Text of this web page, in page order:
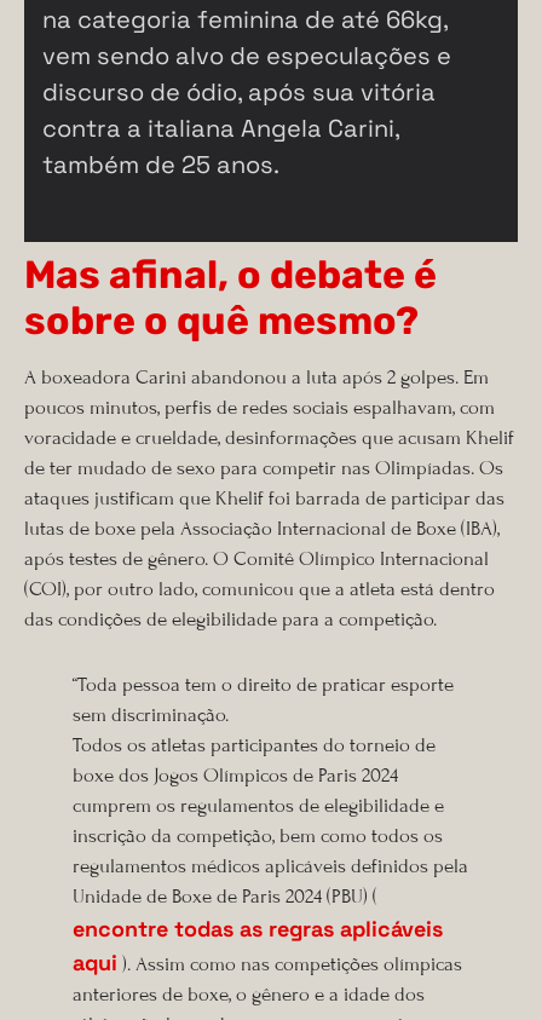
na categoria feminina de até 66kg,
vem sendo alvo de especulações e
discurso de ódio, após sua vitória
contra a italiana Angela Carini,
também de 25 anos.
Mas afinal, o debate é
sobre o quê mesmo?
A boxeadora Carini abandonou a luta após 2 golpes. Em
poucos minutos, perfis de redes sociais espalhavam, com
voracidade e crueldade, desinformações que acusam Khelif
de ter mudado de sexo para competir nas Olimpíadas. Os
ataques justificam que Khelif foi barrada de participar das
lutas de boxe pela Associação Internacional de Boxe (IBA),
após testes de gênero. O Comitê Olímpico Internacional
(COI), por outro lado, comunicou que a atleta está dentro
das condições de elegibilidade para a competição.
“Toda pessoa tem o direito de praticar esporte
sem discriminação.
Todos os atletas participantes do torneio de
boxe dos Jogos Olímpicos de Paris 2024
cumprem os regulamentos de elegibilidade e
inscrição da competição, bem como todos os
regulamentos médicos aplicáveis ​​definidos pela
Unidade de Boxe de Paris 2024 (PBU) (
encontre todas as regras aplicáveis ​​
aqui ). Assim como nas competições olímpicas
anteriores de boxe, o gênero e a idade dos